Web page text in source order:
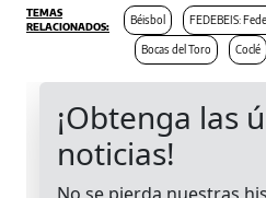
Béisbol FEDEBEIS:
Bocas del Toro Coclé